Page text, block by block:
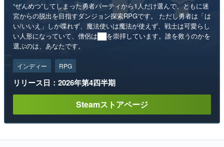
“ぜんめつ”してしまった勇者パーティから1人だけ選んで、ともに迷
宮からの脱出を目指すダンジョン探索RPGです。 ただし勇者は「は
い/いいえ」しか喋れず、魔法使いは魔法が使えず、戦士は可愛らし
い人形になっていて、僧侶は██を崇拝しています。誰を救うのかを
選ぶのは、あなたです。
インディー RPG
リリース日：2026年第4四半期
Steamストアページ